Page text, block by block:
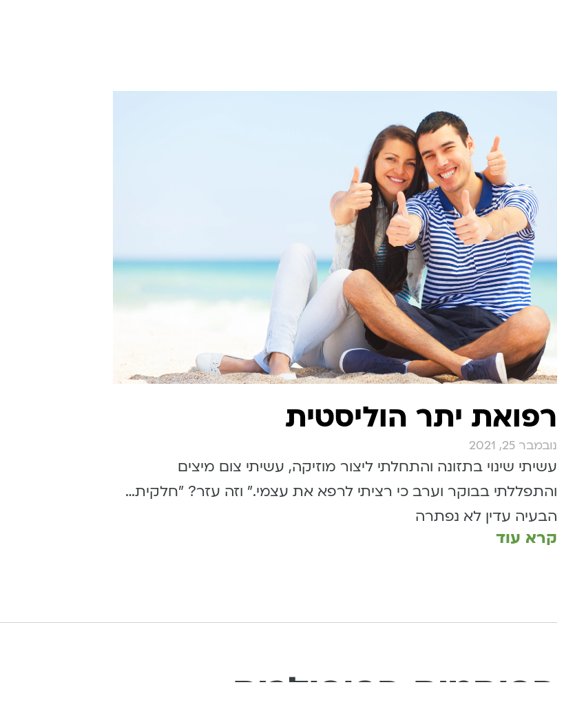
רפואת יתר הוליסטית
נובמבר 25, 2021
עשיתי שינוי בתזונה והתחלתי ליצור מוזיקה, עשיתי צום מיצים
והתפללתי בבוקר וערב כי רציתי לרפא את עצמי.״ וזה עזר? ״חלקית…
הבעיה עדין לא נפתרה
קרא עוד
הפוסטים הפופולרים